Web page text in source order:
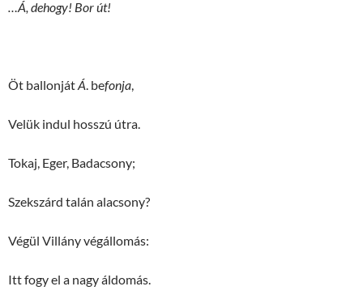
…Á, dehogy! Bor út!
Öt ballonjátÁ. befonja,
Velük indul hosszú útra.
Tokaj, Eger, Badacsony;
Szekszárd talán alacsony?
Végül Villány végállomás:
Itt fogy el a nagy áldomás.